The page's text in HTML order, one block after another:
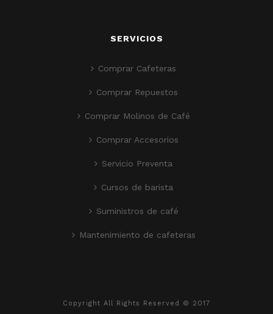
SERVICIOS
Comprar Cafeteras
Comprar Repuestos
Comprar Molinos de Café
Comprar Accesorios
Servicio Preventa
Cursos de barista
Suministros de café
Mantenimiento de cafeteras
Copyright All Rights Reserved © 2017